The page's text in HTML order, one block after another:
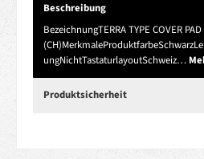
Beschreibung
BezeichnungTERRA TYPE COVER
ungNichtTastaturlayoutSchweiz…
Produktsicherheit